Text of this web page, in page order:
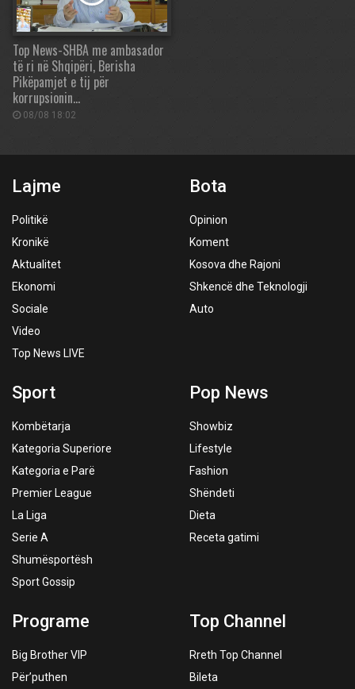
Top News-SHBA me ambasador
të ri në Shqipëri, Berisha
Pikëpamjet e tij për
korrupsionin…
08/08 18:02
Lajme
Politikë
Kronikë
Aktualitet
Ekonomi
Sociale
Video
Top News LIVE
Bota
Opinion
Koment
Kosova dhe Rajoni
Shkencë dhe Teknologji
Auto
Sport
Kombëtarja
Kategoria Superiore
Kategoria e Parë
Premier League
La Liga
Serie A
Shumësportësh
Sport Gossip
Pop News
Showbiz
Lifestyle
Fashion
Shëndeti
Dieta
Receta gatimi
Programe
Big Brother VIP
Për’puthen
Top Channel
Rreth Top Channel
Bileta